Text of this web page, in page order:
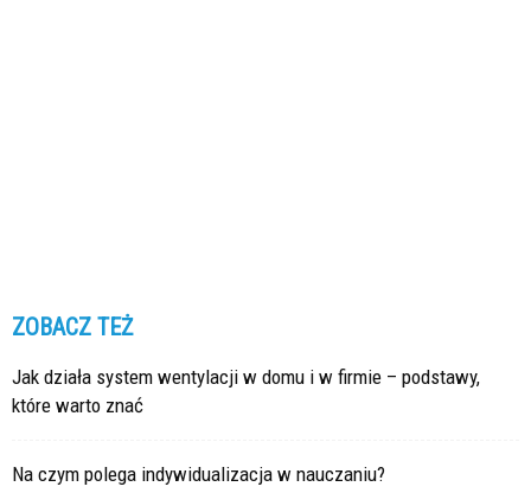
ZOBACZ TEŻ
Jak działa system wentylacji w domu i w firmie – podstawy,
które warto znać
Na czym polega indywidualizacja w nauczaniu?